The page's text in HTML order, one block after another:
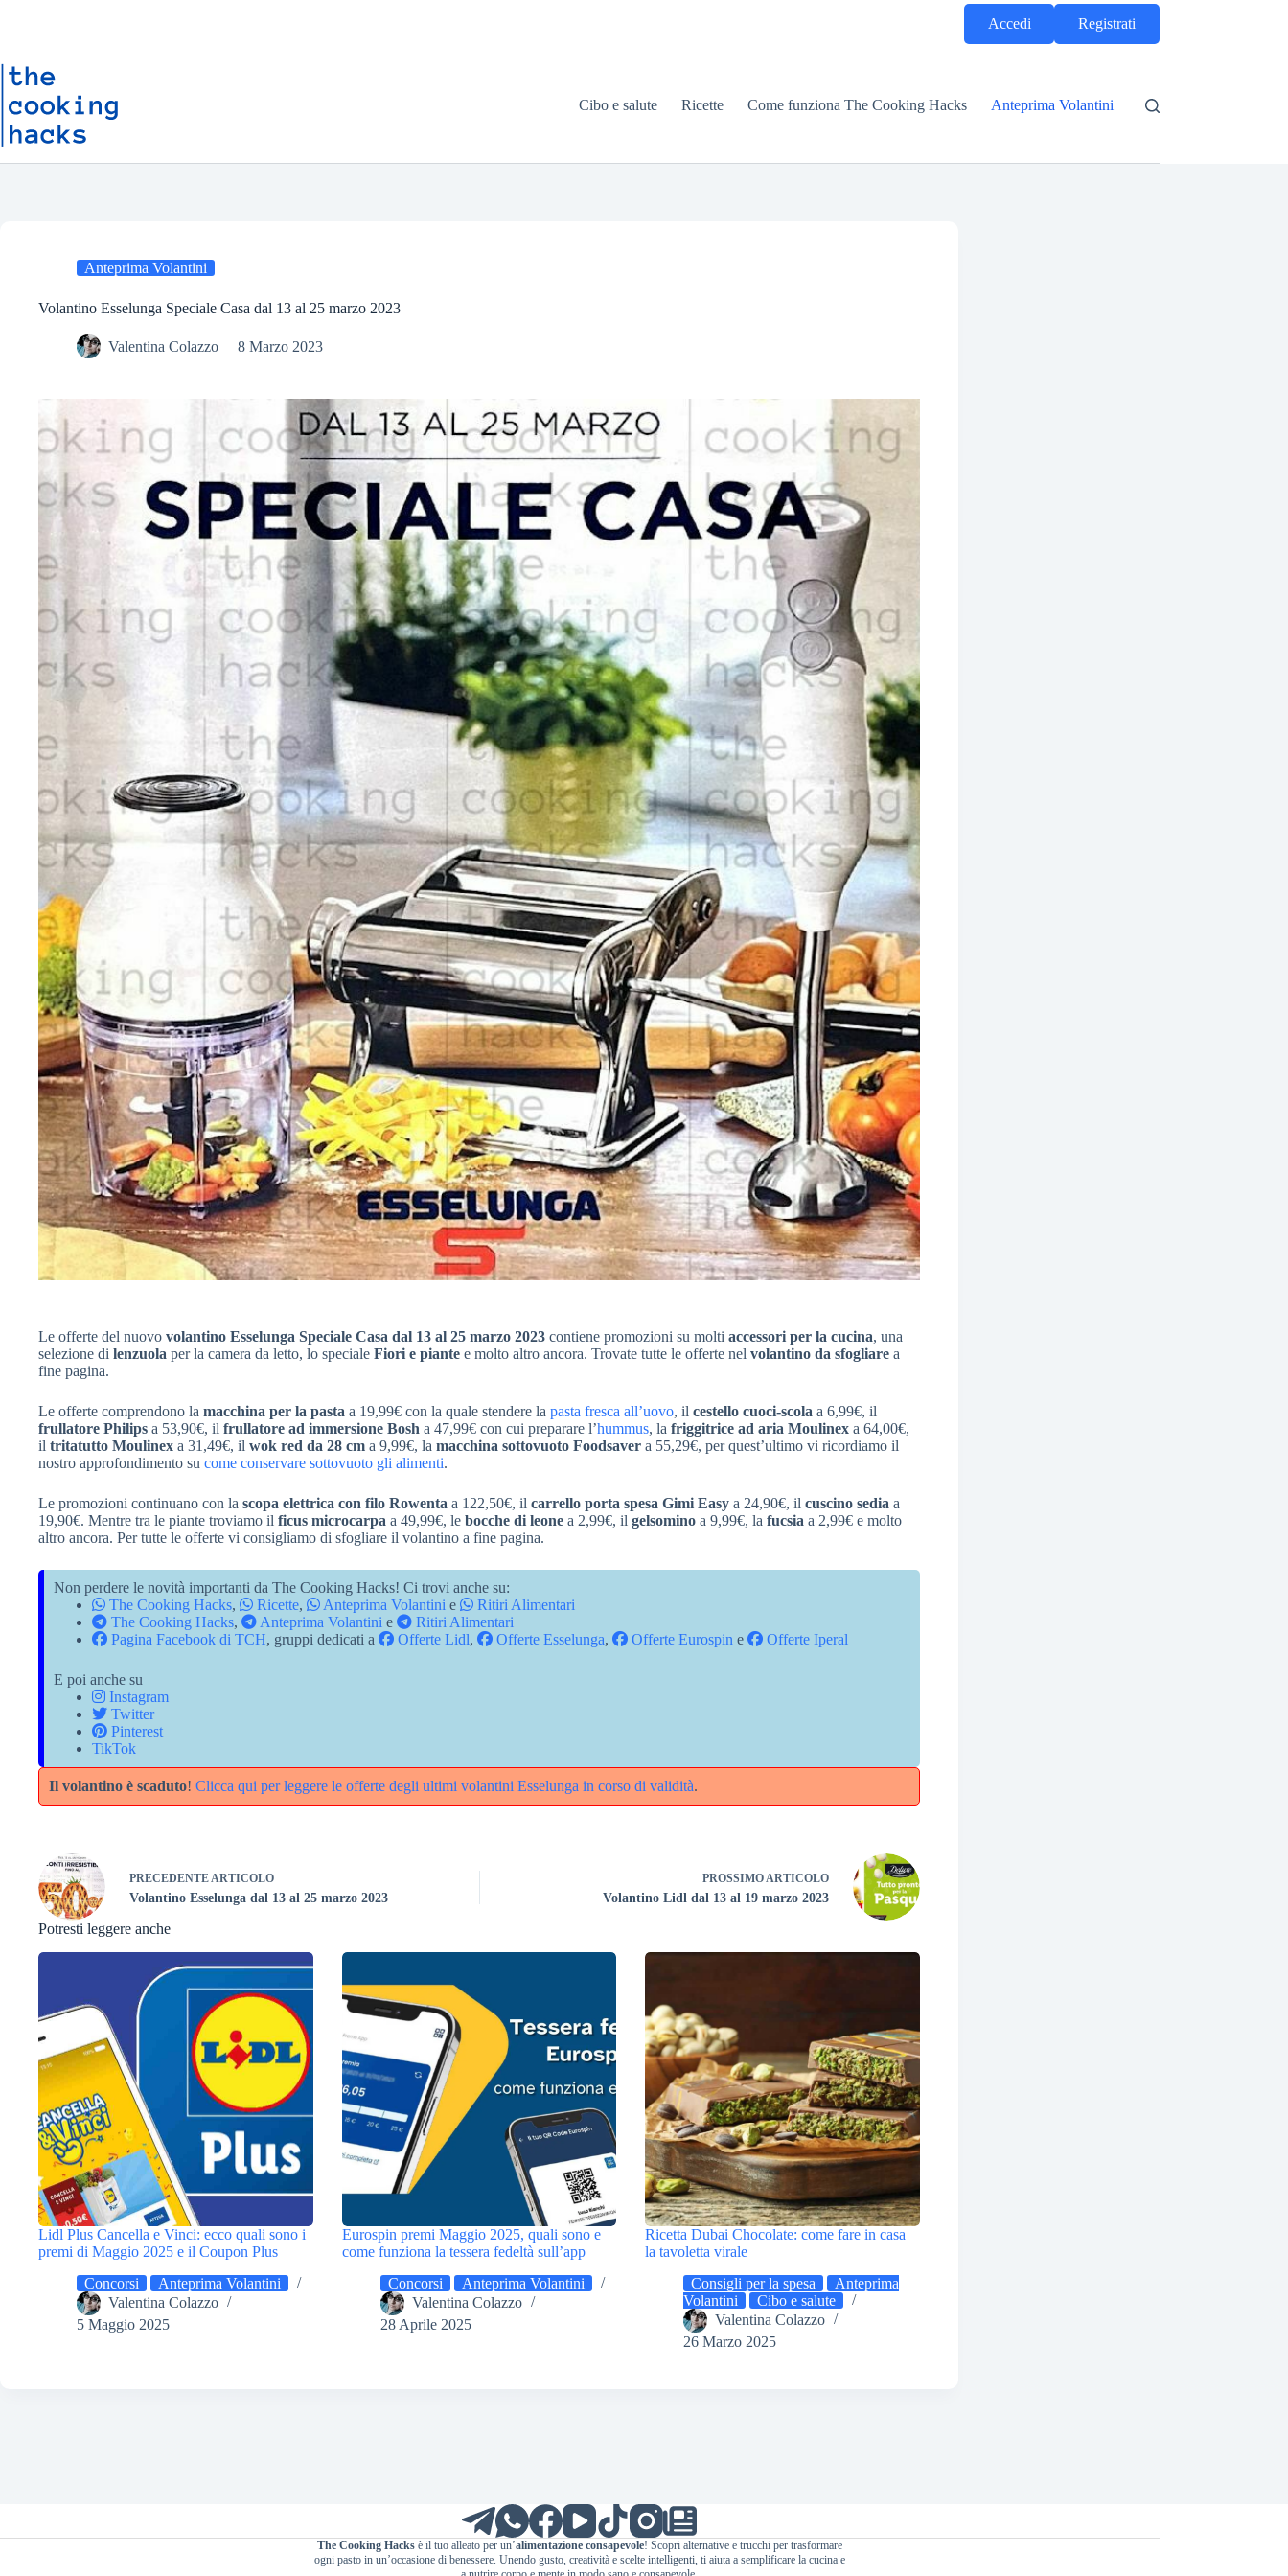
t
o
n
Accedi Registrati
Cibo e salute Ricette Come funziona The Cooking Hacks Anteprima Volantini
Anteprima Volantini
Volantino Esselunga Speciale Casa dal 13 al 25 marzo 2023
Valentina Colazzo 8 Marzo 2023
Le offerte del nuovo volantino Esselunga Speciale Casa dal 13 al 25 marzo 2023 contiene promozioni su molti accessori per la cucina, una
selezione di lenzuola per la camera da letto, lo speciale Fiori e piante e molto altro ancora. Trovate tutte le offerte nel volantino da sfogliare a
fine pagina.
Le offerte comprendono la macchina per la pasta a 19,99€ con la quale stendere la pasta fresca all’uovo, il cestello cuoci-scola a 6,99€, il
frullatore Philips a 53,90€, il frullatore ad immersione Bosh a 47,99€ con cui preparare l’hummus, la friggitrice ad aria Moulinex a 64,00€,
il tritatutto Moulinex a 31,49€, il wok red da 28 cm a 9,99€, la macchina sottovuoto Foodsaver a 55,29€, per quest’ultimo vi ricordiamo il
nostro approfondimento su come conservare sottovuoto gli alimenti.
Le promozioni continuano con la scopa elettrica con filo Rowenta a 122,50€, il carrello porta spesa Gimi Easy a 24,90€, il cuscino sedia a
19,90€. Mentre tra le piante troviamo il ficus microcarpa a 49,99€, le bocche di leone a 2,99€, il gelsomino a 9,99€, la fucsia a 2,99€ e molto
altro ancora. Per tutte le offerte vi consigliamo di sfogliare il volantino a fine pagina.
Non perdere le novità importanti da The Cooking Hacks! Ci trovi anche su:
The Cooking Hacks, Ricette, Anteprima Volantini e
Ritiri Alimentari
The Cooking Hacks, Anteprima Volantini e
Ritiri Alimentari
Pagina Facebook di TCH, gruppi dedicati a Offerte Lidl, Offerte Esselunga, Offerte Eurospin e Offerte Iperal
E poi anche su
Instagram
Twitter
Pinterest
TikTok
Il volantino è scaduto! Clicca qui per leggere le offerte degli ultimi volantini Esselunga in corso di validità.
PRECEDENTE ARTICOLO
Volantino Esselunga dal 13 al 25 marzo 2023
PROSSIMO ARTICOLO
Volantino Lidl dal 13 al 19 marzo 2023
Potresti leggere anche
Lidl Plus Cancella e Vinci: ecco quali sono i
premi di Maggio 2025 e il Coupon Plus
Concorsi
Anteprima Volantini
Valentina Colazzo
5 Maggio 2025
Eurospin premi Maggio 2025, quali sono e
come funziona la tessera fedeltà sull’app
Concorsi
Anteprima Volantini
Valentina Colazzo
28 Aprile 2025
Ricetta Dubai Chocolate: come fare in casa
la tavoletta virale
Consigli per la spesa
Anteprima
Volantini
Cibo e salute
Valentina Colazzo
26 Marzo 2025
The Cooking Hacksè il tuo alleato per un’alimentazione consapevole! Scopri alternative e trucchi per trasformare
ogni pasto in un’occasione di benessere. Unendo gusto, creatività e scelte intelligenti, ti aiuta a semplificare la cucina e